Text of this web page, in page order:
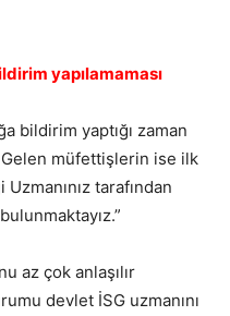
yapılamaması
bildirim yaptığı zaman
müfettişlerin ise ilk
tarafından
az çok anlaşılır
devlet İSG uzmanını